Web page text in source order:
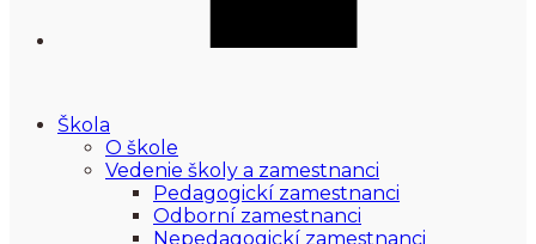
Škola
O škole
Vedenie školy a zamestnanci
Pedagogickí zamestnanci
Odborní zamestnanci
Nepedagogickí zamestnanci